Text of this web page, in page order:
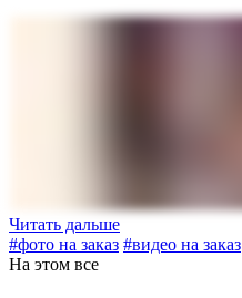
Читать дальше
#фото на заказ #видео на заказ
На этом все